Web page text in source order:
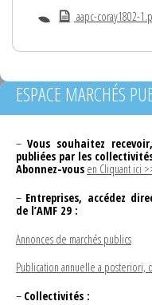
aapc-coray1802-
ESPACE MARCHÉS
– Vous souhaitez
publiées par les
Abonnez-vous en Cliquant ici
– Entreprises, accédez
de l’AMF 29 :
Annonces de marchés publics
Publication annuelle a posteriori,
– Collectivités :